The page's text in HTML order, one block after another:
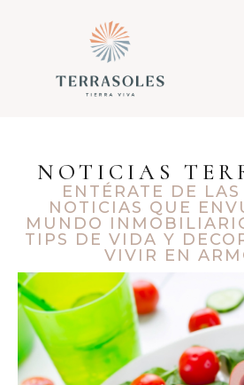
NOTICIAS
ENTÉRATE DE
NOTICIAS QUE
MUNDO
TIPS DE VIDA Y
VIVIR EN